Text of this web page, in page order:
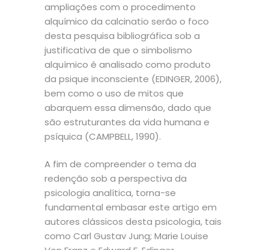
ampliações com o procedimento
alquímico da calcinatio serão o foco
desta pesquisa bibliográfica sob a
justificativa de que o simbolismo
alquímico é analisado como produto
da psique inconsciente (EDINGER, 2006),
bem como o uso de mitos que
abarquem essa dimensão, dado que
são estruturantes da vida humana e
psíquica (CAMPBELL, 1990).
A fim de compreender o tema da
redenção sob a perspectiva da
psicologia analítica, torna-se
fundamental embasar este artigo em
autores clássicos desta psicologia, tais
como Carl Gustav Jung; Marie Louise